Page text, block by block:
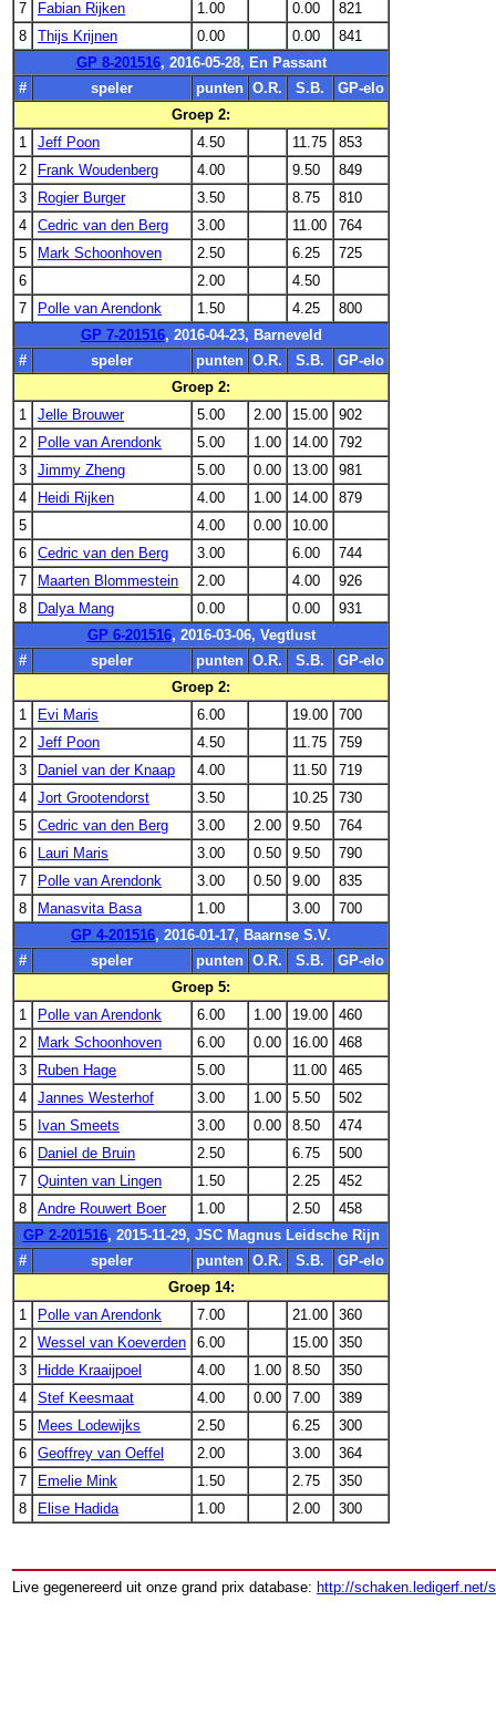
7 Fabian Rijken 1.00 0.00
821
8
Thijs Krijnen 0.00 0.00
841
GP 8-201516, 2016-05-28, En Passant
#
speler punten O.R. S.B.
GP-elo
Groep 2:
1
Jeff Poon 4.50 11.75
853
2
Frank Woudenberg 4.00 9.50
849
3
Rogier Burger 3.50 8.75
810
4
Cedric van den Berg 3.00 11.00
764
5
Mark Schoonhoven 2.50 6.25
725
6
2.00
4.50
7
Polle van Arendonk 1.50 4.25
800
GP 7-201516, 2016-04-23, Barneveld
#
speler punten O.R. S.B.
GP-elo
Groep 2:
1
Jelle Brouwer 5.00 2.00 15.00
902
2
Polle van Arendonk 5.00 1.00 14.00
792
3
Jimmy Zheng 5.00 0.00 13.00
981
4
Heidi Rijken 4.00 1.00 14.00
879
5
4.00 0.00
10.00
6
Cedric van den Berg 3.00 6.00
744
7
Maarten Blommestein 2.00 4.00
926
8
Dalya Mang 0.00 0.00
931
GP 6-201516, 2016-03-06, Vegtlust
#
speler punten O.R. S.B.
GP-elo
Groep 2:
1
Evi Maris 6.00 19.00
700
2
Jeff Poon 4.50 11.75
759
3
Daniel van der Knaap 4.00 11.50
719
4
Jort Grootendorst 3.50 10.25
730
5
Cedric van den Berg 3.00 2.00 9.50
764
6
Lauri Maris 3.00 0.50 9.50
790
7
Polle van Arendonk 3.00 0.50 9.00
835
8
Manasvita Basa 1.00 3.00
700
GP 4-201516, 2016-01-17, Baarnse S.V.
#
speler punten O.R. S.B.
GP-elo
Groep 5:
1
Polle van Arendonk 6.00 1.00 19.00
460
2
Mark Schoonhoven 6.00 0.00 16.00
468
3
Ruben Hage 5.00 11.00
465
4
Jannes Westerhof 3.00 1.00 5.50
502
5
Ivan Smeets 3.00 0.00 8.50
474
6
Daniel de Bruin 2.50 6.75
500
7
Quinten van Lingen 1.50 2.25
452
8
Andre Rouwert Boer 1.00 2.50
458
GP 2-201516, 2015-11-29, JSC Magnus Leidsche Rijn
#
speler punten O.R. S.B.
GP-elo
Groep 14:
1
Polle van Arendonk 7.00 21.00
360
2
Wessel van Koeverden 6.00 15.00
350
3
Hidde Kraaijpoel 4.00 1.00 8.50
350
4
Stef Keesmaat 4.00 0.00 7.00
389
5
Mees Lodewijks 2.50 6.25
300
6
Geoffrey van Oeffel 2.00 3.00
364
7
Emelie Mink 1.50 2.75
350
8
Elise Hadida 1.00 2.00 300
Live gegenereerd uit onze grand prix database: http://schaken.ledigerf.net/